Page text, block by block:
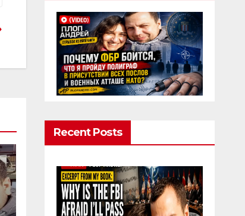
Recent Posts